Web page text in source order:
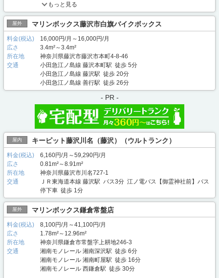
もっと見る
屋外 マリンボックス藤沢市白旗バイクボックス
料金(税込)
16,000円/月～16,000円/月
広さ
3.4m²～3.4m²
所在地
神奈川県藤沢市藤沢市本町4-8-46
交通
小田急江ノ島線 藤沢本町駅 徒歩 5分
小田急江ノ島線 藤沢駅 徒歩 20分
小田急江ノ島線 善行駅 徒歩 26分
- PR -
屋内 キーピット藤沢川名（藤沢）（ウルトランク）
料金(税込)
6,160円/月～59,290円/月
広さ
0.81m²～8.91m²
所在地
神奈川県藤沢市川名727-1
交通
ＪＲ東海道本線 藤沢駅 バス3分 江ノ電バス【御霊神社前】バス
停下車 徒歩 1分
屋外 マリンボックス鎌倉常盤店
料金(税込)
8,100円/月～41,100円/月
広さ
1.78m²～12.96m²
所在地
神奈川県鎌倉市常盤字上耕地246-3
交通
湘南モノレール 湘南深沢駅 徒歩 6分
湘南モノレール 湘南町屋駅 徒歩 16分
湘南モノレール 西鎌倉駅 徒歩 30分